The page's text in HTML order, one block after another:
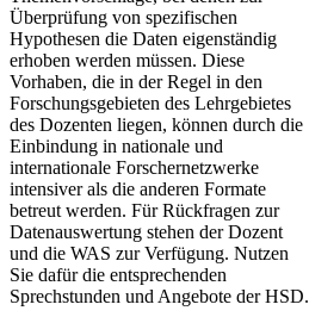
Überprüfung von spezifischen
Hypothesen die Daten eigenständig
erhoben werden müssen. Diese
Vorhaben, die in der Regel in den
Forschungsgebieten des Lehrgebietes
des Dozenten liegen, können durch die
Einbindung in nationale und
internationale Forschernetzwerke
intensiver als die anderen Formate
betreut werden. Für Rückfragen zur
Datenauswertung stehen der Dozent
und die WAS zur Verfügung. Nutzen
Sie dafür die entsprechenden
Sprechstunden und Angebote der HSD.